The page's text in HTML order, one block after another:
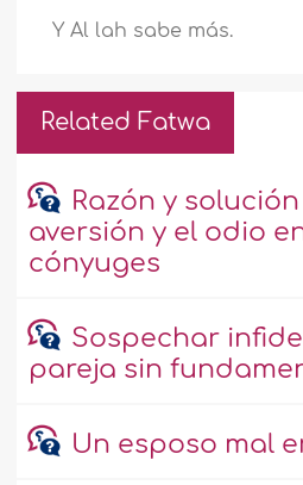
Y Al lah sabe más.
Related Fatwa
Razón y
aversión y el odio
cónyuges
Sospechar
pareja sin
Un esposo mal